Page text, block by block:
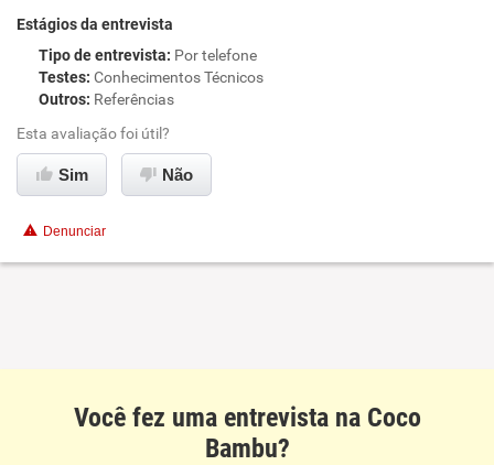
Estágios da entrevista
Tipo de entrevista: Por telefone
Testes: Conhecimentos Técnicos
Outros: Referências
Esta avaliação foi útil?
Sim Não
Denunciar
Você fez uma entrevista na Coco
Bambu?